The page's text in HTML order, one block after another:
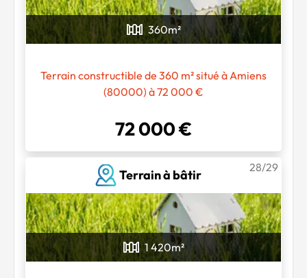
360m²
Terrain constructible de 360 m² situé à Amiens
(80000) à 72 000 €
72 000 €
Terrain à bâtir
28/29
1 420m²